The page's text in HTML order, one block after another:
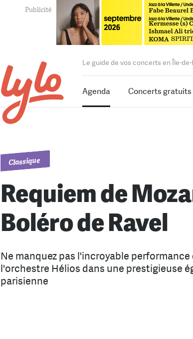
Le guide de vos concerts en Île-
Agenda Concerts gratuits
Classique
Requiem de
Boléro de Ravel
Ne manquez pas l'incroyable performance
l'orchestre Hélios dans une prestigieuse
parisienne